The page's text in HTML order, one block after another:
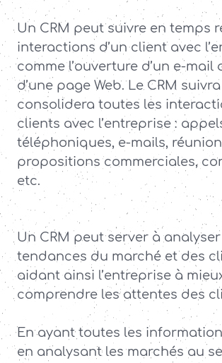
Un CRM peut suivre en temps
interactions d’un client avec
comme l’ouverture d’un e-mail
d’une page Web. Le CRM
consolidera toutes les
clients avec l’entreprise :
téléphoniques, e-mails,
propositions commerciales,
etc.
Un CRM peut server à
tendances du marché et des
aidant ainsi l’entreprise à
comprendre les attentes des
En ayant toutes les
en analysant les marchés au